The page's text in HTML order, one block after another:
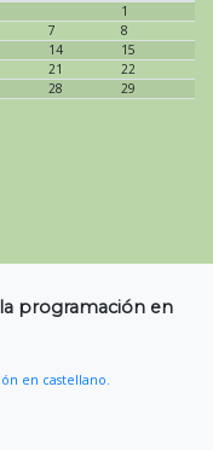
1
7
8
14
15
21
22
28
29
programación en
en castellano.